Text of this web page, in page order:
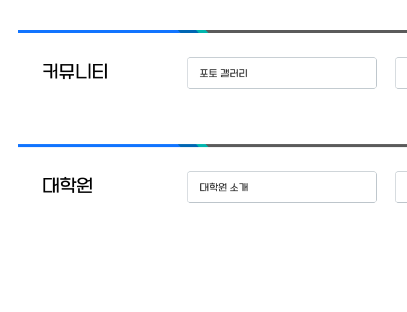
커뮤니티 포토 갤러리
대학원 대학원 소개